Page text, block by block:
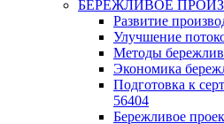
БЕРЕЖЛИВОЕ
Развитие
Улучшение
Методы
Экономика
Подготовка к
56404
Бережливое